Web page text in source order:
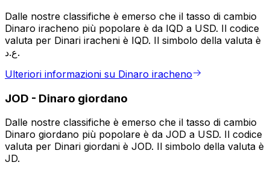
Dalle nostre classifiche è emerso che il tasso di cambio
Dinaro iracheno più popolare è da IQD a USD. Il codice
valuta per Dinari iracheni è IQD. Il simbolo della valuta è
ع.د.
Ulteriori informazioni su Dinaro iracheno
JOD - Dinaro giordano
Dalle nostre classifiche è emerso che il tasso di cambio
Dinaro giordano più popolare è da JOD a USD. Il codice
valuta per Dinari giordani è JOD. Il simbolo della valuta è
JD.